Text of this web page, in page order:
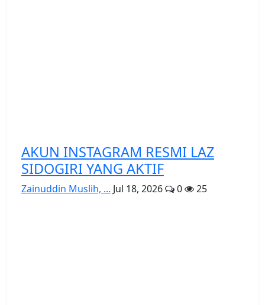
AKUN INSTAGRAM RESMI LAZ
SIDOGIRI YANG AKTIF
Zainuddin Muslih, ... Jul 18, 2026 0 25